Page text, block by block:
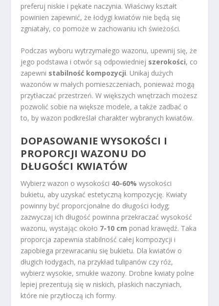
preferuj niskie i pękate naczynia. Właściwy kształt
powinien zapewnić, że łodygi kwiatów nie będą się
zgniatały, co pomoże w zachowaniu ich świeżości.
Podczas wyboru wytrzymałego wazonu, upewnij się, że
jego podstawa i otwór są odpowiedniej szerokości, co
zapewni stabilność kompozycji. Unikaj dużych
wazonów w małych pomieszczeniach, ponieważ mogą
przytłaczać przestrzeń. W większych wnętrzach możesz
pozwolić sobie na większe modele, a także zadbać o
to, by wazon podkreślał charakter wybranych kwiatów.
DOPASOWANIE WYSOKOŚCI I
PROPORCJI WAZONU DO
DŁUGOŚCI KWIATÓW
Wybierz wazon o wysokości 40-60% wysokości
bukietu, aby uzyskać estetyczną kompozycję. Kwiaty
powinny być proporcjonalne do długości łodyg;
zazwyczaj ich długość powinna przekraczać wysokość
wazonu, wystając około 7-10 cm ponad krawędź. Taka
proporcja zapewnia stabilność całej kompozycji i
zapobiega przewracaniu się bukietu. Dla kwiatów o
długich łodygach, na przykład tulipanów czy róż,
wybierz wysokie, smukłe wazony. Drobne kwiaty polne
lepiej prezentują się w niskich, płaskich naczyniach,
które nie przytłoczą ich formy.